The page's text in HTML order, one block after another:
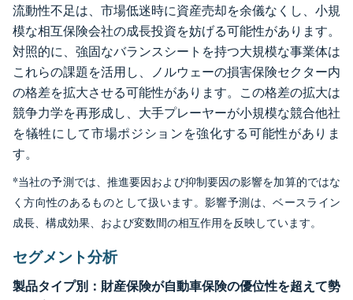
流動性不足は、市場低迷時に資産売却を余儀なくし、小規
模な相互保険会社の成長投資を妨げる可能性があります。
対照的に、強固なバランスシートを持つ大規模な事業体は
これらの課題を活用し、ノルウェーの損害保険セクター内
の格差を拡大させる可能性があります。この格差の拡大は
競争力学を再形成し、大手プレーヤーが小規模な競合他社
を犠牲にして市場ポジションを強化する可能性がありま
す。
*当社の予測では、推進要因および抑制要因の影響を加算的ではな
く方向性のあるものとして扱います。影響予測は、ベースライン
成長、構成効果、および変数間の相互作用を反映しています。
セグメント分析
製品タイプ別：財産保険が自動車保険の優位性を超えて勢